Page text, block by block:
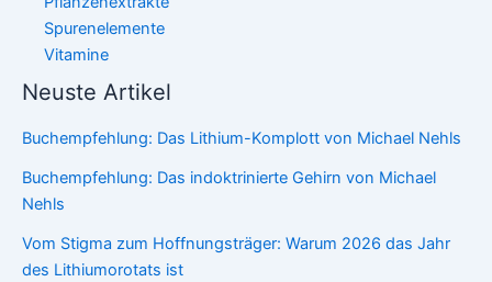
Spurenelemente
Vitamine
Neuste Artikel
Buchempfehlung: Das Lithium-Komplott von Michael Nehls
Buchempfehlung: Das indoktrinierte Gehirn von Michael
Nehls
Vom Stigma zum Hoffnungsträger: Warum 2026 das Jahr
des Lithiumorotats ist